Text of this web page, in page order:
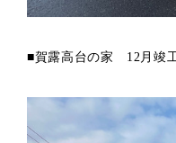
■賀露高台の家 12月竣